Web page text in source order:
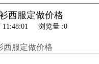
西服定做价格
浏览量 :0
西服定做价格